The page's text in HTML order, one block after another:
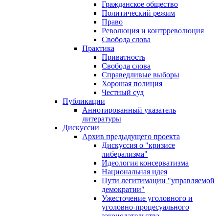
Гражданское общество
Политический режим
Право
Революция и контрреволюция
Свобода слова
Практика
Приватность
Свобода слова
Справедливые выборы
Хорошая полиция
Честный суд
Публикации
Аннотированный указатель
литературы
Дискуссии
Архив предыдущего проекта
Дискуссия о "кризисе
либерализма"
Идеология консерватизма
Национальная идея
Пути легитимации "управляемой
демократии"
Ужесточение уголовного и
уголовно-процесуального